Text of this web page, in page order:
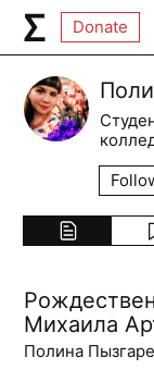
Donate
Михаила
Полина